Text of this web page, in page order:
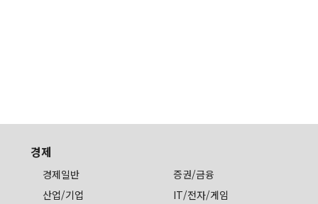
경제
경제일반
증권/금융
산업/기업
IT/전자/게임